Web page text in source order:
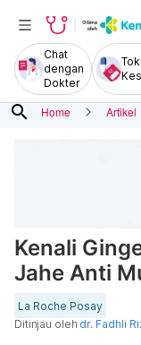
Chat
dengan
Dokter
search Home Artikel
Kenali
Jahe Anti
La Roche Posay
Ditinjau oleh dr. Fadhli